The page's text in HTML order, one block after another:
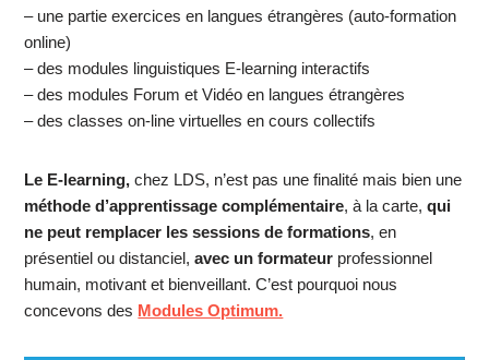
– une partie exercices en langues étrangères (auto-formation
online)
– des modules linguistiques E-learning interactifs
– des modules Forum et Vidéo en langues étrangères
– des classes on-line virtuelles en cours collectifs
Le E-learning,chez LDS, n’est pas une finalité mais bien une
méthode d’apprentissage complémentaire, à la carte,qui
ne peut remplacer les sessions de formations, en
présentiel ou distanciel,avec un formateur professionnel
humain, motivant et bienveillant. C’est pourquoi nous
concevons des Modules Optimum.